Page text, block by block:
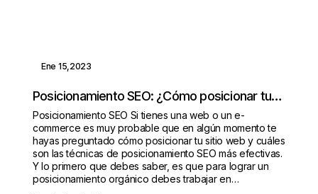
Ene 15,2023
Posicionamiento SEO: ¿Cómo posicionar tu
sitio web?
Posicionamiento SEO Si tienes una web o un e-
commerce es muy probable que en algún momento te
hayas preguntado cómo posicionar tu sitio web y cuáles
son las técnicas de posicionamiento SEO más efectivas.
Y lo primero que debes saber, es que para lograr un
posicionamiento orgánico debes trabajar en…